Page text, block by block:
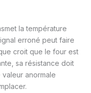
la température
erroné peut faire
croit que le four est
sa résistance doit
anormale